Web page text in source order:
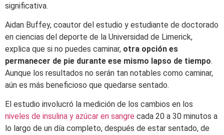
significativa.
Aidan Buffey, coautor del estudio y estudiante de doctorado
en ciencias del deporte de la Universidad de Limerick,
explica que si no puedes caminar, otra opción es
permanecer de pie durante ese mismo lapso de tiempo.
Aunque los resultados no serán tan notables como caminar,
aún es más beneficioso que quedarse sentado.
El estudio involucró la medición de los cambios en los
niveles de insulina y azúcar en sangre cada 20 a 30 minutos a
lo largo de un día completo, después de estar sentado, de